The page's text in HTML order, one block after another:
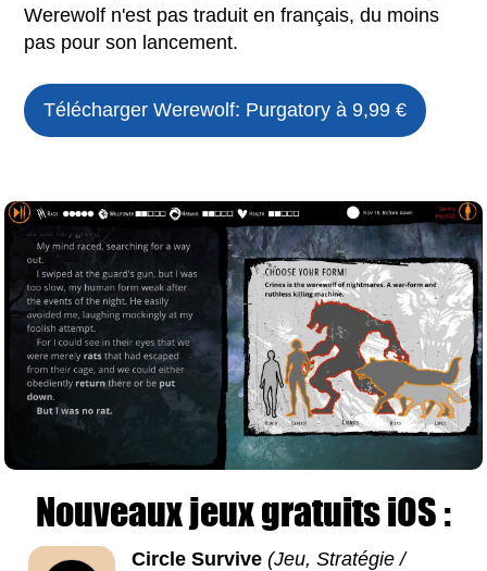
Werewolf n'est pas traduit en français, du moins
pas pour son lancement.
TéléchargerWerewolf: Purgatory à 9,99 €
Nouveaux jeux gratuits iOS :
Circle Survive (Jeu, Stratégie /